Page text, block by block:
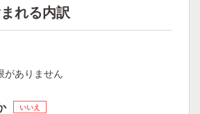
れる内訳
がありません
いいえ